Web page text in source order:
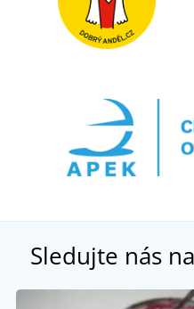
Sledujte nás